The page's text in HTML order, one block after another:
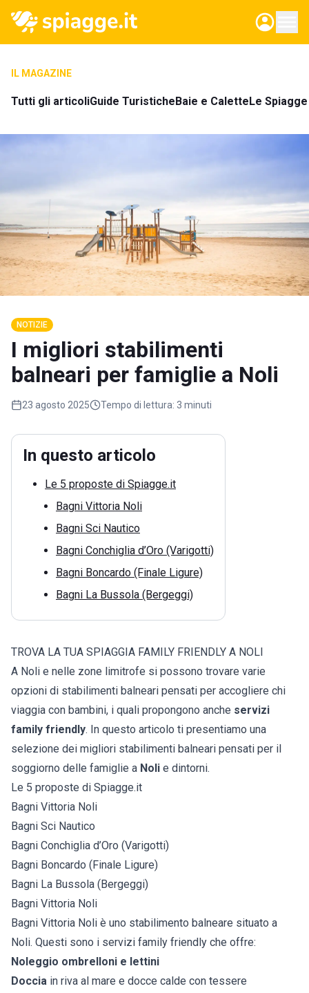
IL MAGAZINE
Tutti gli articoliGuide TuristicheBaie e CaletteLe
NOTIZIE
I migliori stabilimenti
balneari per famiglie a Noli
23 agosto 2025 Tempo di lettura: 3 minuti
In questo articolo
Le 5 proposte di Spiagge.it
Bagni Vittoria Noli
Bagni Sci Nautico
Bagni Conchiglia d’Oro (Varigotti)
Bagni Boncardo (Finale Ligure)
Bagni La Bussola (Bergeggi)
TROVA LA TUA SPIAGGIA FAMILY FRIENDLY A NOLI
A Noli e nelle zone limitrofe si possono trovare varie
opzioni di stabilimenti balneari pensati per accogliere chi
viaggia con bambini, i quali propongono anche servizi
family friendly. In questo articolo ti presentiamo una
selezione dei migliori stabilimenti balneari pensati per il
soggiorno delle famiglie a Noli e dintorni.
Le 5 proposte di Spiagge.it
Bagni Vittoria Noli
Bagni Sci Nautico
Bagni Conchiglia d’Oro (Varigotti)
Bagni Boncardo (Finale Ligure)
Bagni La Bussola (Bergeggi)
Bagni Vittoria Noli
Bagni Vittoria Noli è uno stabilimento balneare situato a
Noli. Questi sono i servizi family friendly che offre:
Noleggio ombrelloni e lettini
Doccia in riva al mare e docce calde con tessere